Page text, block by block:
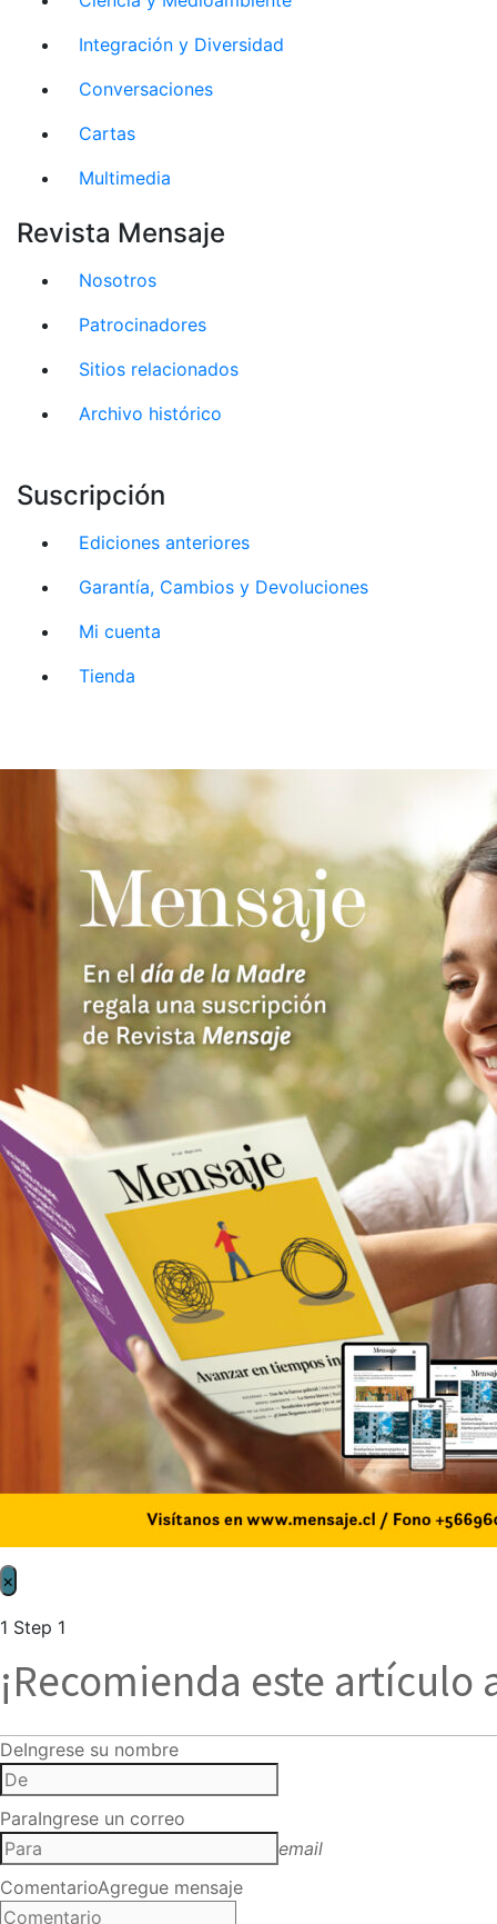
Integración y Diversidad
Conversaciones
Cartas
Multimedia
Revista Mensaje
Nosotros
Patrocinadores
Sitios relacionados
Archivo histórico
Suscripción
Ediciones anteriores
Garantía, Cambios y Devoluciones
Mi cuenta
Tienda
×
1 Step 1
¡Recomienda este artículo
DeIngrese su nombre
ParaIngrese un correo
email
ComentarioAgregue mensaje